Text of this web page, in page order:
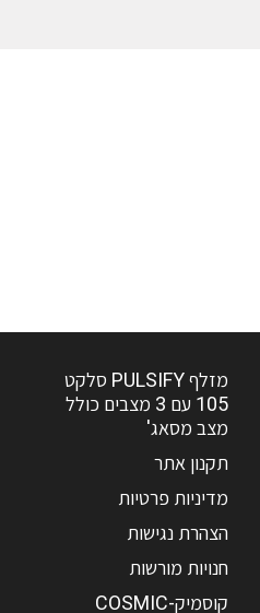
מזלף PULSIFY סלקט
105 עם 3 מצבים כולל
מצב מסאג'
תקנון אתר
מדיניות פרטיות
הצהרת נגישות
חנויות מורשות
קוסמיק-COSMIC